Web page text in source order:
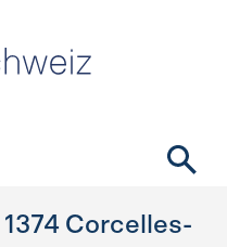
1374 Corcelles-